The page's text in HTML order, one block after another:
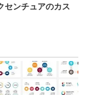
センチュアのカス